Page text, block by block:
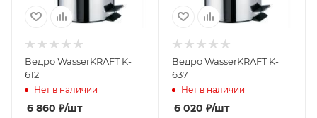
Ведро WasserKRAFT K-
612
Нет в наличии
6 860 ₽/шт
Ведро WasserKRAFT K-
637
Нет в наличии
6 020 ₽/шт